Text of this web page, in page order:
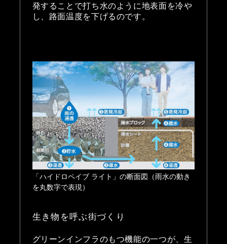
発することで打ち水のように地表面を冷や
し、路面温度を下げるのです。
「ハイドロペイブ ライト」の断面図（雨水の動き
を丸数字で表現）
生き物を呼ぶ街づくり
グリーンインフラのもつ機能の一つが、生